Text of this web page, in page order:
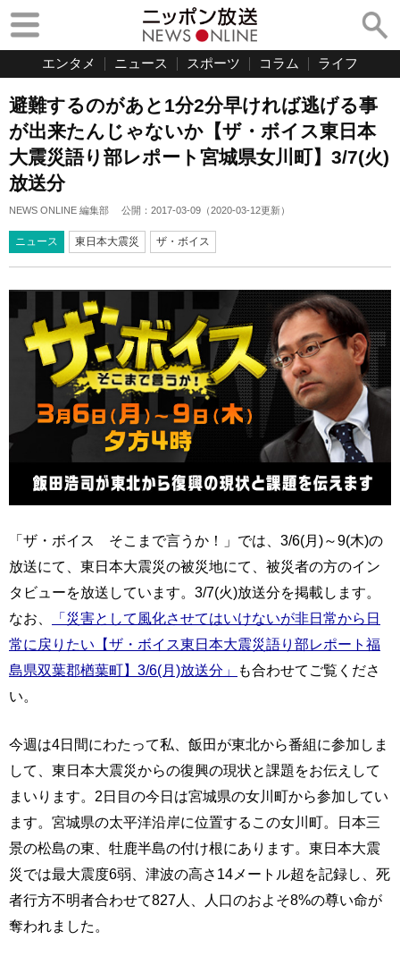
エンタメ ニュース スポーツ コラム ライフ
避難するのがあと1分2分早ければ逃げる事
が出来たんじゃないか【ザ・ボイス東日本
大震災語り部レポート宮城県女川町】3/7(火)
放送分
NEWS ONLINE 編集部 公開： 2017-03-09 （2020-03-12更新）
ニュース 東日本大震災 ザ・ボイス
「ザ・ボイス そこまで言うか！」では、3/6(月)～9(木)の
放送にて、東日本大震災の被災地にて、被災者の方のイン
タビューを放送しています。3/7(火)放送分を掲載します。
なお、
「災害として風化させてはいけないが非日常から日
常に戻りたい【ザ・ボイス東日本大震災語り部レポート福
島県双葉郡楢葉町】3/6(月)放送分」
も合わせてご覧くださ
い。
今週は4日間にわたって私、飯田が東北から番組に参加しま
して、東日本大震災からの復興の現状と課題をお伝えして
まいります。2日目の今日は宮城県の女川町から参加してい
ます。宮城県の太平洋沿岸に位置するこの女川町。日本三
景の松島の東、牡鹿半島の付け根にあります。東日本大震
災では最大震度6弱、津波の高さ14メートル超を記録し、死
者行方不明者合わせて827人、人口のおよそ8%の尊い命が
奪われました。